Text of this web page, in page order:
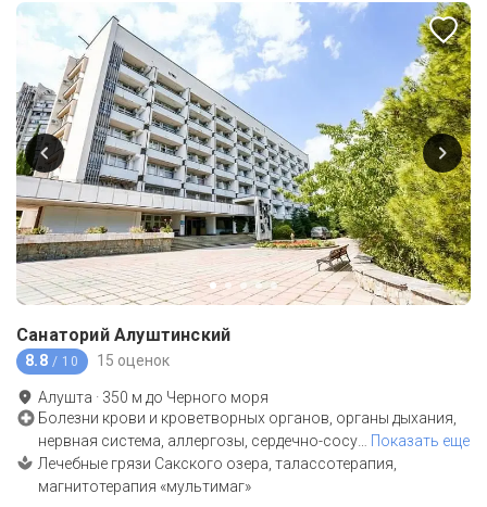
Санаторий Алуштинский
8.8 / 10 15 оценок
Алушта · 350 м до Черного моря
Болезни крови и кроветворных органов, органы дыхания,
нервная система, аллергозы, сердечно-сосу
Показать еще
Лечебные грязи Сакского озера, талассотерапия,
магнитотерапия «мультимаг»